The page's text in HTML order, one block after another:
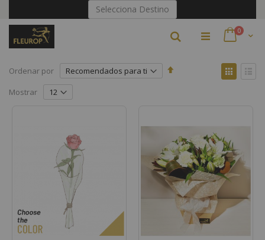
contenido
Selecciona Destino
Cart
0
Buscar
Ordenar por
Fijar
Mostrar